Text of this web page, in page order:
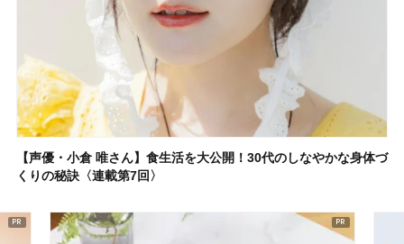
【声優・小倉 唯さん】食生活を大公開！30代のしなやかな身体づ
くりの秘訣〈連載第7回〉